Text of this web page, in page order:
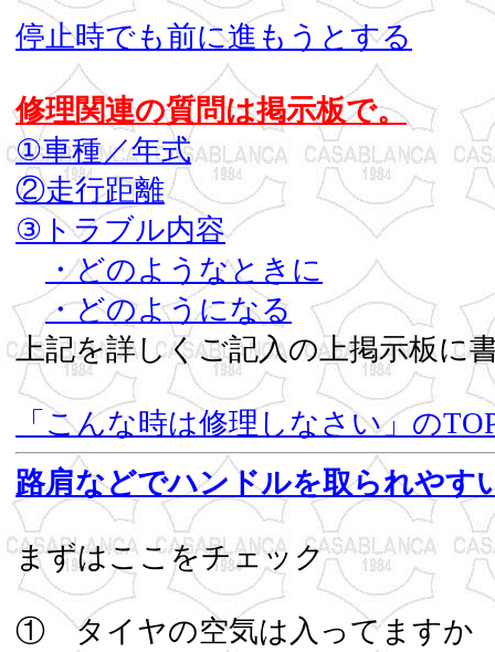
停止時でも前に進もうとする
修理関連の質問は掲示板で。
①車種／年式
②走行距離
③トラブル内容
・どのようなときに
・どのようになる
上記を詳しくご記入の上掲示板に
「こんな時は修理しなさい」の
路肩などでハンドルを取られやす
まずはここをチェック
① タイヤの空気は入ってま